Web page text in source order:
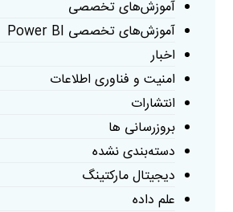
آموزش‌های تخصصی
آموزش‌های تخصصی Power BI
اخبار
امنیت و فناوری اطلاعات
انتشارات
بروزرسانی ها
دسته‌بندی نشده
دیجیتال مارکتینگ
علم داده